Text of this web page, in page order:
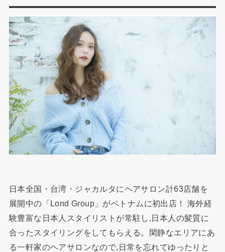
日本全国・台湾・ジャカルタにヘアサロン計63店舗を
展開中の「Lond Group」がベトナムに初出店！ 海外経
験豊富な日本人スタイリストが常駐し,日本人の髪質に
合ったスタイリングをしてもらえる。閑静なエリアにあ
る一軒家のヘアサロンなので,日常を忘れてゆったりと